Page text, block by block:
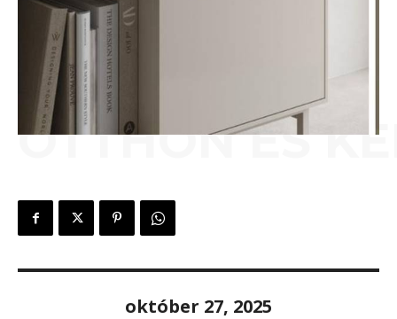
OTTHON ÉS
október 27, 2025